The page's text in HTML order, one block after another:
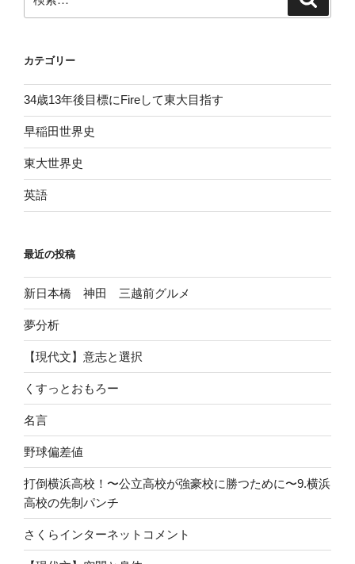
索:
カテゴリー
34歳13年後目標にFireして東大目指す
早稲田世界史
東大世界史
英語
最近の投稿
新日本橋 神田 三越前グルメ
夢分析
【現代文】意志と選択
くすっとおもろー
名言
野球偏差値
打倒横浜高校！〜公立高校が強豪校に勝つために〜9.横浜
高校の先制パンチ
さくらインターネットコメント